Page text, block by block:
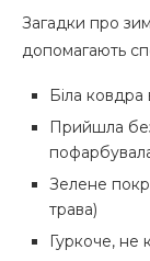
Загадки про
допомагають
Біла ковдра
Прийшла
Зелене
трава)
Гуркоче, не